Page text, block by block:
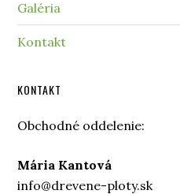
Galéria
Kontakt
KONTAKT
Obchodné oddelenie:
Mária Kantová
info@drevene-ploty.sk